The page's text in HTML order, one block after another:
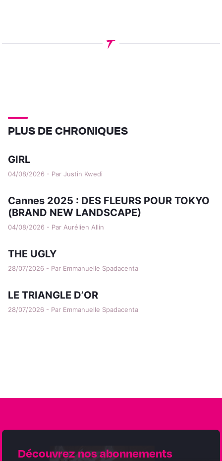
PLUS DE CHRONIQUES
GIRL
04/08/2026 - Par Justin Kwedi
Cannes 2025 : DES FLEURS POUR TOKYO
(BRAND NEW LANDSCAPE)
04/08/2026 - Par Aurélien Allin
THE UGLY
28/07/2026 - Par Emmanuelle Spadacenta
LE TRIANGLE D’OR
28/07/2026 - Par Emmanuelle Spadacenta
Découvrez nos abonnements